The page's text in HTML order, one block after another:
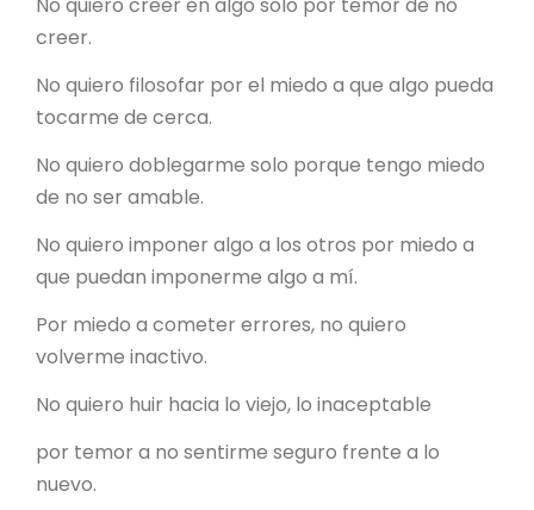
creer.
No quiero filosofar por el miedo a que algo pueda
tocarme de cerca.
No quiero doblegarme solo porque tengo miedo
de no ser amable.
No quiero imponer algo a los otros por miedo a
que puedan imponerme algo a mí.
Por miedo a cometer errores, no quiero
volverme inactivo.
No quiero huir hacia lo viejo, lo inaceptable
por temor a no sentirme seguro frente a lo
nuevo.